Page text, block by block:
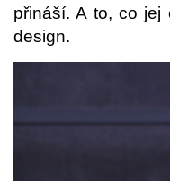
přináší. A to, co jej
design.